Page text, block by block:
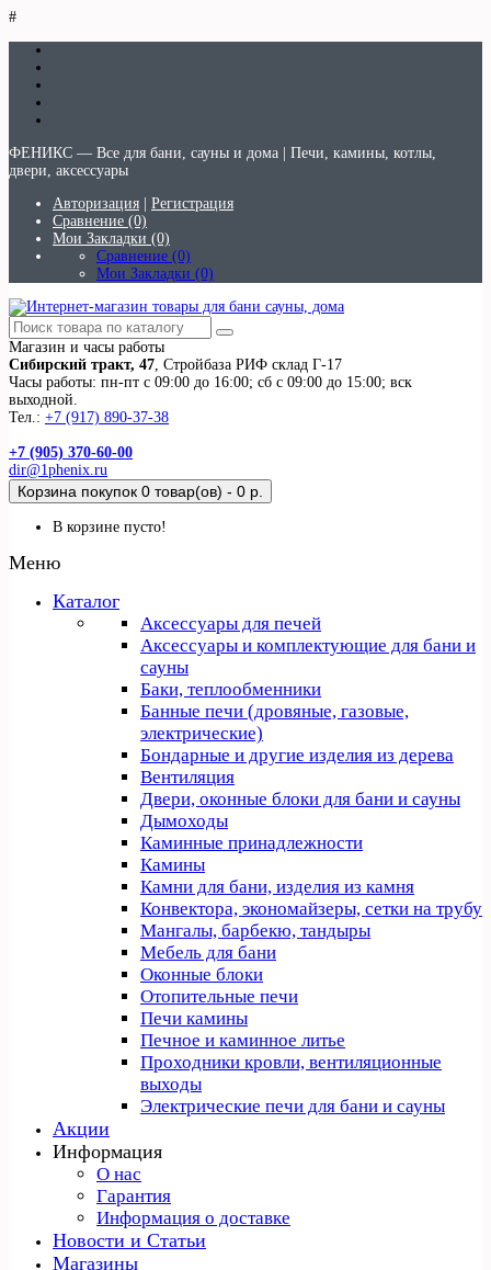
#
ФЕНИКС — Все для бани, сауны и дома | Печи, камины, котлы,
двери, аксессуары
Авторизация
Регистрация
Сравнение (0)
Мои Закладки (0)
Сравнение (0)
Мои Закладки (0)
Магазин и часы работы
Сибирский тракт, 47, Стройбаза РИФ склад Г-17
Часы работы: пн-пт с 09:00 до 16:00; сб с 09:00 до 15:00; вск
выходной.
Тел.: +7 (917) 890-37-38
+7 (905) 370-60-00
dir@1phenix.ru
Корзина покупок 0 товар(ов) - 0 р.
В корзине пусто!
Меню
Каталог
Аксессуары для печей
Аксессуары и комплектующие для бани и
сауны
Баки, теплообменники
Банные печи (дровяные, газовые,
электрические)
Бондарные и другие изделия из дерева
Вентиляция
Двери, оконные блоки для бани и сауны
Дымоходы
Каминные принадлежности
Камины
Камни для бани, изделия из камня
Конвектора, экономайзеры, сетки на трубу
Мангалы, барбекю, тандыры
Мебель для бани
Оконные блоки
Отопительные печи
Печи камины
Печное и каминное литье
Проходники кровли, вeнтиляционные
выходы
Электрические печи для бани и сауны
Акции
Информация
О нас
Гарантия
Информация о доставке
Новости и Статьи
Магазины